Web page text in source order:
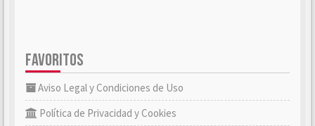
FAVORITOS
Aviso Legal y Condiciones de Uso
Política de Privacidad y Cookies